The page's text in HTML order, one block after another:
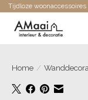
Tijdloze
Home /